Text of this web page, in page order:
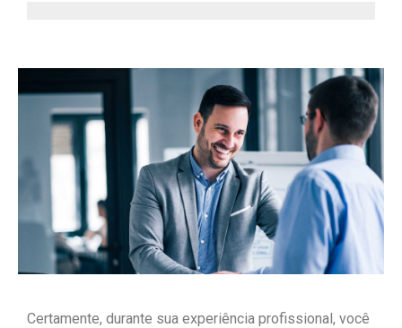
Certamente, durante sua experiência profissional, você